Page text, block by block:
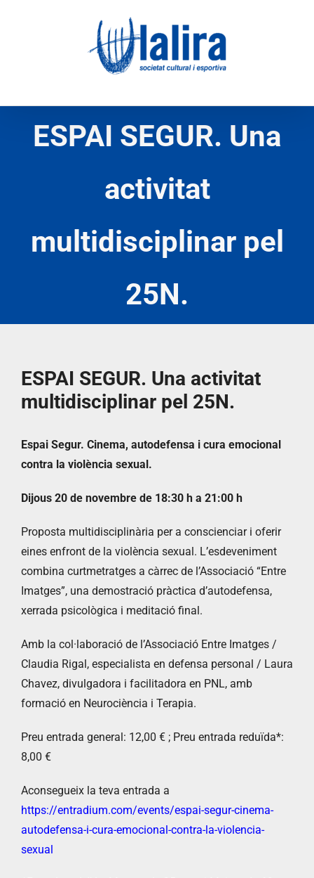
ESPAI SEGUR. Una
activitat
multidisciplinar pel
25N.
ESPAI SEGUR. Una activitat
multidisciplinar pel 25N.
Espai Segur. Cinema, autodefensa i cura emocional
contra la violència sexual.
Dijous 20 de novembre de 18:30 h a 21:00 h
Proposta multidisciplinària per a conscienciar i oferir
eines enfront de la violència sexual. L’esdeveniment
combina curtmetratges a càrrec de l’Associació “Entre
Imatges”, una demostració pràctica d’autodefensa,
xerrada psicològica i meditació final.
Amb la col·laboració de l’Associació Entre Imatges /
Claudia Rigal, especialista en defensa personal / Laura
Chavez, divulgadora i facilitadora en PNL, amb
formació en Neurociència i Terapia.
Preu entrada general: 12,00 € ; Preu entrada reduïda*:
8,00 €
Aconsegueix la teva entrada a
https://entradium.com/events/espai-segur-cinema-
autodefensa-i-cura-emocional-contra-la-violencia-
sexual